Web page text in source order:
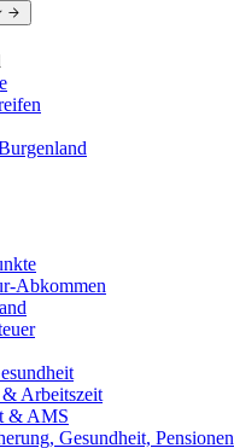
Abkommen
Arbeitszeit
& AMS
Gesundheit, Pensionen